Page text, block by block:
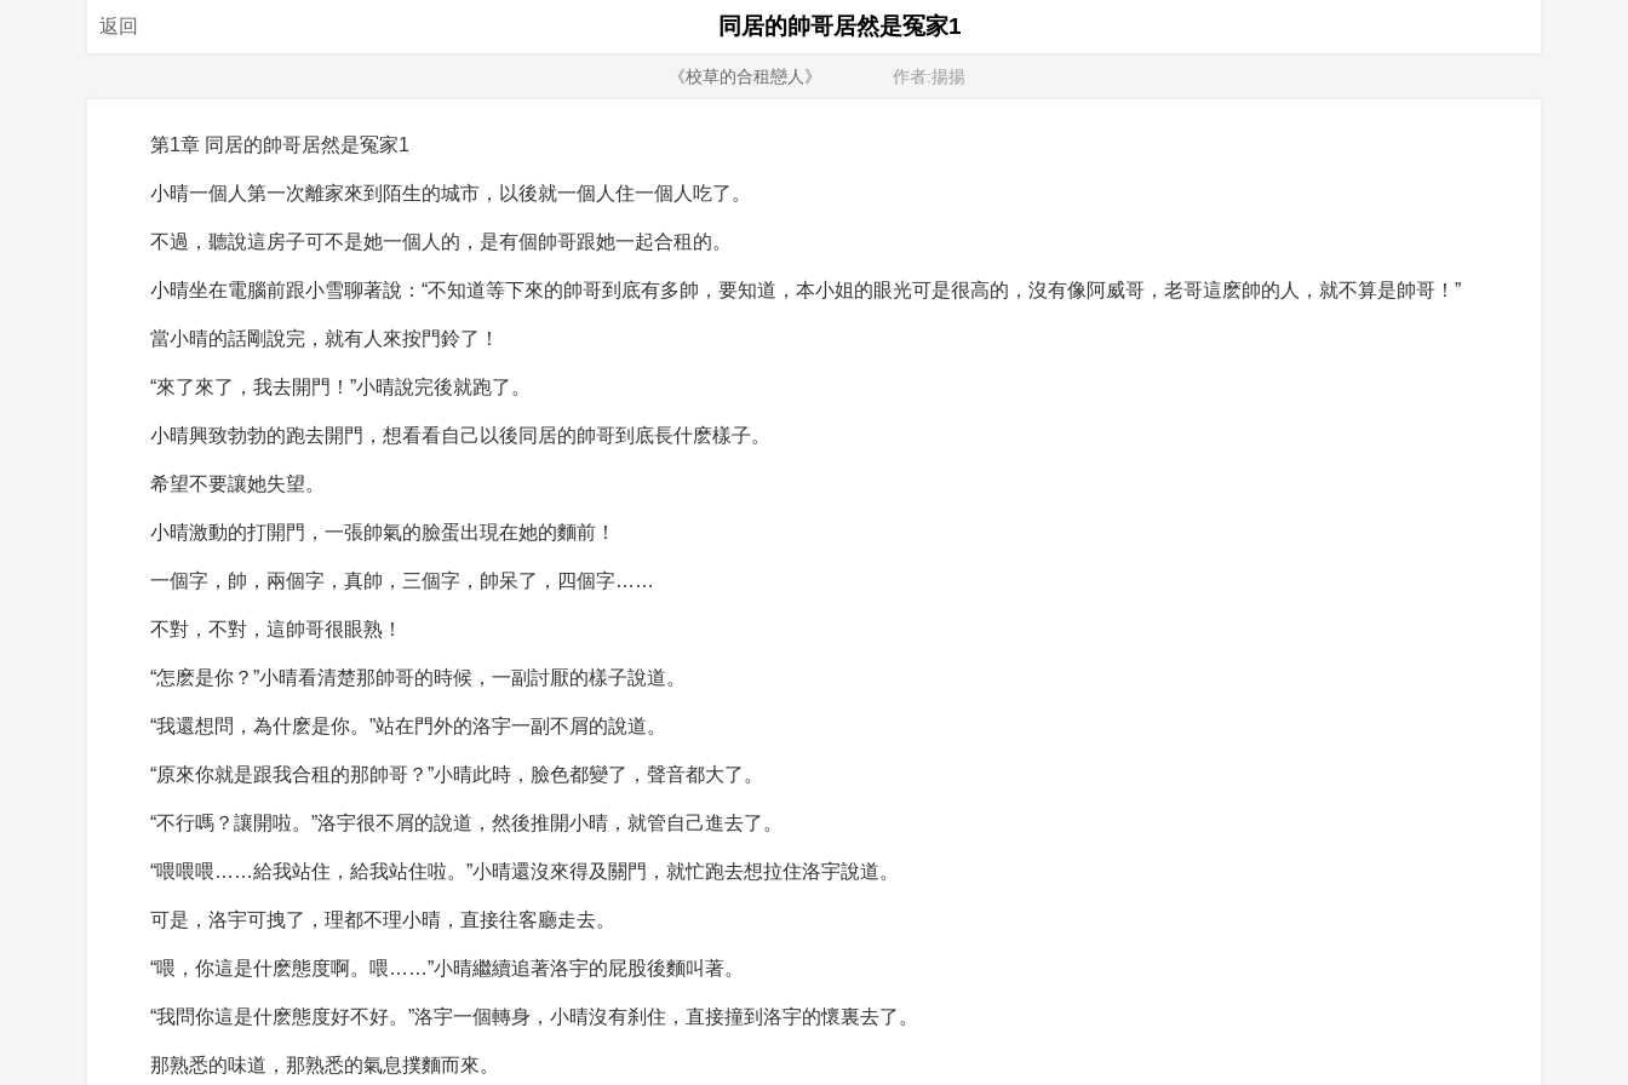
返回 同居的帥哥居然是冤家1
《校草的合租戀人》 作者:揚揚
第1章 同居的帥哥居然是冤家1
小晴一個人第一次離家來到陌生的城市，以後就一個人住一個人吃了。
不過，聽說這房子可不是她一個人的，是有個帥哥跟她一起合租的。
小晴坐在電腦前跟小雪聊著說：“不知道等下來的帥哥到底有多帥，要知道，本小姐的眼光可是很高的，沒有像阿威哥，老哥這麽帥的人，就不算是帥哥！”
當小晴的話剛說完，就有人來按門鈴了！
“來了來了，我去開門！”小晴說完後就跑了。
小晴興致勃勃的跑去開門，想看看自己以後同居的帥哥到底長什麽樣子。
希望不要讓她失望。
小晴激動的打開門，一張帥氣的臉蛋出現在她的麵前！
一個字，帥，兩個字，真帥，三個字，帥呆了，四個字……
不對，不對，這帥哥很眼熟！
“怎麽是你？”小晴看清楚那帥哥的時候，一副討厭的樣子說道。
“我還想問，為什麽是你。”站在門外的洛宇一副不屑的說道。
“原來你就是跟我合租的那帥哥？”小晴此時，臉色都變了，聲音都大了。
“不行嗎？讓開啦。”洛宇很不屑的說道，然後推開小晴，就管自己進去了。
“喂喂喂……給我站住，給我站住啦。”小晴還沒來得及關門，就忙跑去想拉住洛宇說道。
可是，洛宇可拽了，理都不理小晴，直接往客廳走去。
“喂，你這是什麽態度啊。喂……”小晴繼續追著洛宇的屁股後麵叫著。
“我問你這是什麽態度好不好。”洛宇一個轉身，小晴沒有刹住，直接撞到洛宇的懷裏去了。
那熟悉的味道，那熟悉的氣息撲麵而來。